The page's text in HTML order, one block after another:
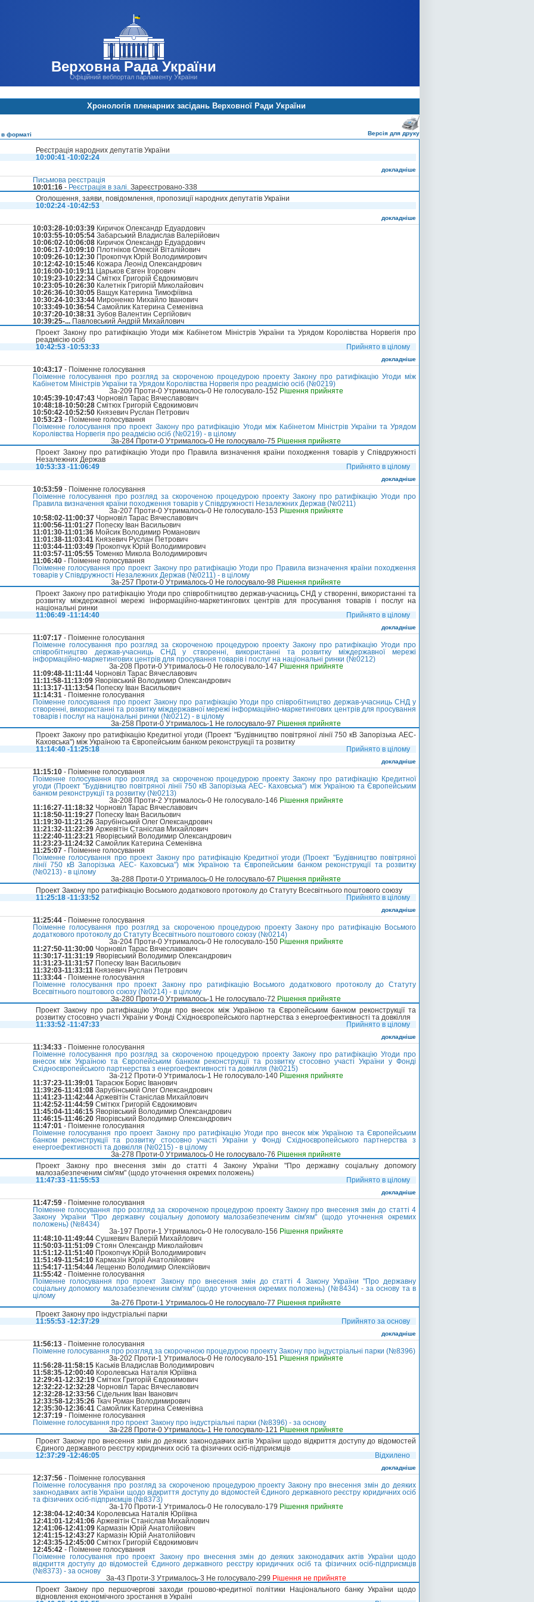
Верховна Рада України
Офіційний вебпортал парламенту України
Хронологія пленарних засідань Верховної Ради України
в форматі
Версія для друку
Реєстрація народних депутатів України
10:00:41 -10:02:24
докладніше
Письмова реєстрація
10:01:16 - Реєстрація в залі. Зареєстровано-338
Оголошення, заяви, повідомлення, пропозиції народних депутатів України
10:02:24 -10:42:53
докладніше
10:03:28-10:03:39 Киричок Олександр Едуардович
10:03:55-10:05:54 Забарський Владислав Валерійович
10:06:02-10:06:08 Киричок Олександр Едуардович
10:06:17-10:09:10 Плотніков Олексій Віталійович
10:09:26-10:12:30 Прокопчук Юрій Володимирович
10:12:42-10:15:46 Кожара Леонід Олександрович
10:16:00-10:19:11 Царьков Євген Ігорович
10:19:23-10:22:34 Смітюх Григорій Євдокимович
10:23:05-10:26:30 Калетнік Григорій Миколайович
10:26:36-10:30:05 Ващук Катерина Тимофіївна
10:30:24-10:33:44 Мироненко Михайло Іванович
10:33:49-10:36:54 Самойлик Катерина Семенівна
10:37:20-10:38:31 Зубов Валентин Сергійович
10:39:25-... Павловський Андрій Михайлович
Проект Закону про ратифікацію Угоди між Кабінетом Міністрів України та Урядом Королівства Норвегія про
реадмісію осіб
10:42:53 -10:53:33
Прийнято в цілому
докладніше
10:43:17 - Поіменне голосування
Поіменне голосування про розгляд за скороченою процедурою проекту Закону про ратифікацію Угоди між
Кабінетом Міністрів України та Урядом Королівства Норвегія про реадмісію осіб (№0219)
За-209 Проти-0 Утрималось-0 Не голосувало-152 Рішення прийняте
10:45:39-10:47:43 Чорновіл Тарас Вячеславович
10:48:18-10:50:28 Смітюх Григорій Євдокимович
10:50:42-10:52:50 Князевич Руслан Петрович
10:53:23 - Поіменне голосування
Поіменне голосування про проект Закону про ратифікацію Угоди між Кабінетом Міністрів України та Урядом
Королівства Норвегія про реадмісію осіб (№0219) - в цілому
За-284 Проти-0 Утрималось-0 Не голосувало-75 Рішення прийняте
Проект Закону про ратифікацію Угоди про Правила визначення країни походження товарів у Співдружності
Незалежних Держав
10:53:33 -11:06:49
Прийнято в цілому
докладніше
10:53:59 - Поіменне голосування
Поіменне голосування про розгляд за скороченою процедурою проекту Закону про ратифікацію Угоди про
Правила визначення країни походження товарів у Співдружності Незалежних Держав (№0211)
За-207 Проти-0 Утрималось-0 Не голосувало-153 Рішення прийняте
10:58:02-11:00:37 Чорновіл Тарас Вячеславович
11:00:56-11:01:27 Попеску Іван Васильович
11:01:30-11:01:36 Мойсик Володимир Романович
11:01:38-11:03:41 Князевич Руслан Петрович
11:03:44-11:03:49 Прокопчук Юрій Володимирович
11:03:57-11:05:55 Томенко Микола Володимирович
11:06:40 - Поіменне голосування
Поіменне голосування про проект Закону про ратифікацію Угоди про Правила визначення країни походження
товарів у Співдружності Незалежних Держав (№0211) - в цілому
За-257 Проти-0 Утрималось-0 Не голосувало-98 Рішення прийняте
Проект Закону про ратифікацію Угоди про співробітництво держав-учасниць СНД у створенні, використанні та
розвитку міждержавної мережі інформаційно-маркетингових центрів для просування товарів і послуг на
національні ринки
11:06:49 -11:14:40
Прийнято в цілому
докладніше
11:07:17 - Поіменне голосування
Поіменне голосування про розгляд за скороченою процедурою проекту Закону про ратифікацію Угоди про
співробітництво держав-учасниць СНД у створенні, використанні та розвитку міждержавної мережі
інформаційно-маркетингових центрів для просування товарів і послуг на національні ринки (№0212)
За-208 Проти-0 Утрималось-0 Не голосувало-147 Рішення прийняте
11:09:48-11:11:44 Чорновіл Тарас Вячеславович
11:11:58-11:13:09 Яворівський Володимир Олександрович
11:13:17-11:13:54 Попеску Іван Васильович
11:14:31 - Поіменне голосування
Поіменне голосування про проект Закону про ратифікацію Угоди про співробітництво держав-учасниць СНД у
створенні, використанні та розвитку міждержавної мережі інформаційно-маркетингових центрів для просування
товарів і послуг на національні ринки (№0212) - в цілому
За-258 Проти-0 Утрималось-1 Не голосувало-97 Рішення прийняте
Проект Закону про ратифікацію Кредитної угоди (Проект "Будівництво повітряної лінії 750 кВ Запорізька АЕС-
Каховська") між Україною та Європейським банком реконструкції та розвитку
11:14:40 -11:25:18
Прийнято в цілому
докладніше
11:15:10 - Поіменне голосування
Поіменне голосування про розгляд за скороченою процедурою проекту Закону про ратифікацію Кредитної
угоди (Проект "Будівництво повітряної лінії 750 кВ Запорізька АЕС- Каховська") між Україною та Європейським
банком реконструкції та розвитку (№0213)
За-208 Проти-2 Утрималось-0 Не голосувало-146 Рішення прийняте
11:16:27-11:18:32 Чорновіл Тарас Вячеславович
11:18:50-11:19:27 Попеску Іван Васильович
11:19:30-11:21:26 Зарубінський Олег Олександрович
11:21:32-11:22:39 Аржевітін Станіслав Михайлович
11:22:40-11:23:21 Яворівський Володимир Олександрович
11:23:23-11:24:32 Самойлик Катерина Семенівна
11:25:07 - Поіменне голосування
Поіменне голосування про проект Закону про ратифікацію Кредитної угоди (Проект "Будівництво повітряної
лінії 750 кВ Запорізька АЕС- Каховська") між Україною та Європейським банком реконструкції та розвитку
(№0213) - в цілому
За-288 Проти-0 Утрималось-0 Не голосувало-67 Рішення прийняте
Проект Закону про ратифікацію Восьмого додаткового протоколу до Статуту Всесвітнього поштового союзу
11:25:18 -11:33:52
Прийнято в цілому
докладніше
11:25:44 - Поіменне голосування
Поіменне голосування про розгляд за скороченою процедурою проекту Закону про ратифікацію Восьмого
додаткового протоколу до Статуту Всесвітнього поштового союзу (№0214)
За-204 Проти-0 Утрималось-0 Не голосувало-150 Рішення прийняте
11:27:50-11:30:00 Чорновіл Тарас Вячеславович
11:30:17-11:31:19 Яворівський Володимир Олександрович
11:31:23-11:31:57 Попеску Іван Васильович
11:32:03-11:33:11 Князевич Руслан Петрович
11:33:44 - Поіменне голосування
Поіменне голосування про проект Закону про ратифікацію Восьмого додаткового протоколу до Статуту
Всесвітнього поштового союзу (№0214) - в цілому
За-280 Проти-0 Утрималось-1 Не голосувало-72 Рішення прийняте
Проект Закону про ратифікацію Угоди про внесок між Україною та Європейським банком реконструкції та
розвитку стосовно участі України у Фонді Східноєвропейського партнерства з енергоефективності та довкілля
11:33:52 -11:47:33
Прийнято в цілому
докладніше
11:34:33 - Поіменне голосування
Поіменне голосування про розгляд за скороченою процедурою проекту Закону про ратифікацію Угоди про
внесок між Україною та Європейським банком реконструкції та розвитку стосовно участі України у Фонді
Східноєвропейського партнерства з енергоефективності та довкілля (№0215)
За-212 Проти-0 Утрималось-1 Не голосувало-140 Рішення прийняте
11:37:23-11:39:01 Тарасюк Борис Іванович
11:39:26-11:41:08 Зарубінський Олег Олександрович
11:41:23-11:42:44 Аржевітін Станіслав Михайлович
11:42:52-11:44:59 Смітюх Григорій Євдокимович
11:45:04-11:46:15 Яворівський Володимир Олександрович
11:46:15-11:46:20 Яворівський Володимир Олександрович
11:47:01 - Поіменне голосування
Поіменне голосування про проект Закону про ратифікацію Угоди про внесок між Україною та Європейським
банком реконструкції та розвитку стосовно участі України у Фонді Східноєвропейського партнерства з
енергоефективності та довкілля (№0215) - в цілому
За-278 Проти-0 Утрималось-0 Не голосувало-76 Рішення прийняте
Проект Закону про внесення змін до статті 4 Закону України "Про державну соціальну допомогу
малозабезпеченим сім'ям" (щодо уточнення окремих положень)
11:47:33 -11:55:53
Прийнято в цілому
докладніше
11:47:59 - Поіменне голосування
Поіменне голосування про розгляд за скороченою процедурою проекту Закону про внесення змін до статті 4
Закону України "Про державну соціальну допомогу малозабезпеченим сім'ям" (щодо уточнення окремих
положень) (№8434)
За-197 Проти-1 Утрималось-0 Не голосувало-156 Рішення прийняте
11:48:10-11:49:44 Сушкевич Валерій Михайлович
11:50:03-11:51:09 Стоян Олександр Миколайович
11:51:12-11:51:40 Прокопчук Юрій Володимирович
11:51:49-11:54:10 Кармазін Юрій Анатолійович
11:54:17-11:54:44 Лещенко Володимир Олексійович
11:55:42 - Поіменне голосування
Поіменне голосування про проект Закону про внесення змін до статті 4 Закону України "Про державну
соціальну допомогу малозабезпеченим сім'ям" (щодо уточнення окремих положень) (№8434) - за основу та в
цілому
За-276 Проти-1 Утрималось-0 Не голосувало-77 Рішення прийняте
Проект Закону про індустріальні парки
11:55:53 -12:37:29
Прийнято за основу
докладніше
11:56:13 - Поіменне голосування
Поіменне голосування про розгляд за скороченою процедурою проекту Закону про індустріальні парки (№8396)
За-202 Проти-1 Утрималось-0 Не голосувало-151 Рішення прийняте
11:56:28-11:58:15 Каськів Владислав Володимирович
11:58:35-12:00:40 Королевська Наталія Юріївна
12:29:41-12:32:19 Смітюх Григорій Євдокимович
12:32:22-12:32:28 Чорновіл Тарас Вячеславович
12:32:28-12:33:56 Сідельник Іван Іванович
12:33:58-12:35:26 Ткач Роман Володимирович
12:35:30-12:36:41 Самойлик Катерина Семенівна
12:37:19 - Поіменне голосування
Поіменне голосування про проект Закону про індустріальні парки (№8396) - за основу
За-228 Проти-0 Утрималось-1 Не голосувало-121 Рішення прийняте
Проект Закону про внесення змін до деяких законодавчих актів України щодо відкриття доступу до відомостей
Єдиного державного реєстру юридичних осіб та фізичних осіб-підприємців
12:37:29 -12:46:05
Відхилено
докладніше
12:37:56 - Поіменне голосування
Поіменне голосування про розгляд за скороченою процедурою проекту Закону про внесення змін до деяких
законодавчих актів України щодо відкриття доступу до відомостей Єдиного державного реєстру юридичних осіб
та фізичних осіб-підприємців (№8373)
За-170 Проти-1 Утрималось-0 Не голосувало-179 Рішення прийняте
12:38:04-12:40:34 Королевська Наталія Юріївна
12:41:01-12:41:06 Аржевітін Станіслав Михайлович
12:41:06-12:41:09 Кармазін Юрій Анатолійович
12:41:15-12:43:27 Кармазін Юрій Анатолійович
12:43:35-12:45:00 Смітюх Григорій Євдокимович
12:45:42 - Поіменне голосування
Поіменне голосування про проект Закону про внесення змін до деяких законодавчих актів України щодо
відкриття доступу до відомостей Єдиного державного реєстру юридичних осіб та фізичних осіб-підприємців
(№8373) - за основу
За-43 Проти-3 Утрималось-3 Не голосувало-299 Рішення не прийняте
Проект Закону про першочергові заходи грошово-кредитної політики Національного банку України щодо
відновлення економічного зростання в Україні